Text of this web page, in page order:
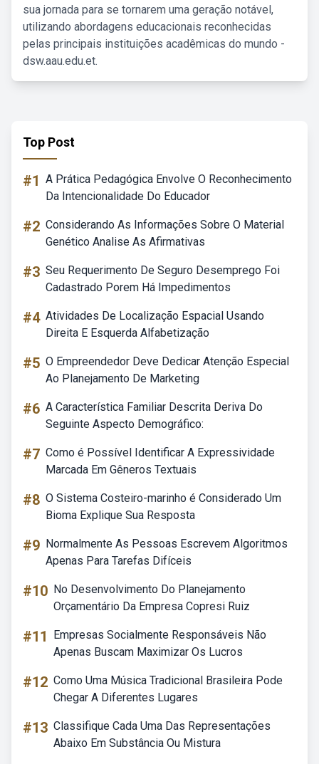
sua jornada para se tornarem uma geração notável,
utilizando abordagens educacionais reconhecidas
pelas principais instituições acadêmicas do mundo -
dsw.aau.edu.et.
Top Post
#1 A Prática Pedagógica Envolve O Reconhecimento
Da Intencionalidade Do Educador
#2 Considerando As Informações Sobre O Material
Genético Analise As Afirmativas
#3 Seu Requerimento De Seguro Desemprego Foi
Cadastrado Porem Há Impedimentos
#4 Atividades De Localização Espacial Usando
Direita E Esquerda Alfabetização
#5 O Empreendedor Deve Dedicar Atenção Especial
Ao Planejamento De Marketing
#6 A Característica Familiar Descrita Deriva Do
Seguinte Aspecto Demográfico:
#7 Como é Possível Identificar A Expressividade
Marcada Em Gêneros Textuais
#8 O Sistema Costeiro-marinho é Considerado Um
Bioma Explique Sua Resposta
#9 Normalmente As Pessoas Escrevem Algoritmos
Apenas Para Tarefas Difíceis
#10 No Desenvolvimento Do Planejamento
Orçamentário Da Empresa Copresi Ruiz
#11
Empresas Socialmente Responsáveis Não
Apenas Buscam Maximizar Os Lucros
#12 Como Uma Música Tradicional Brasileira Pode
Chegar A Diferentes Lugares
#13 Classifique Cada Uma Das Representações
Abaixo Em Substância Ou Mistura